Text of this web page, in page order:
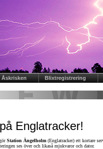
Åskrisken Blixtregistrering
Englatracker!
Station Ängelholm (Englatracker) ett kortare
ses över och likaså mjukvaror och dator.